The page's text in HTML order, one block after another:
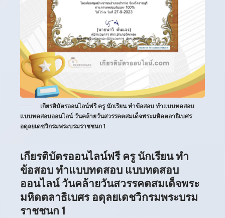
เกียรติบัตรออนไลน์ฟรี ครู นักเรียน ทำข้อสอบ ทำแบบทดสอบ
แบบทดสอบออนไลน์ วันคล้ายวันสวรรคตสมเด็จพระมหิดตลาธิเบศร
อดุลยเดชวิกรมพระบรมราชชนก 1
เกียรติบัตรออนไลน์ฟรี ครู นักเรียน ทำ
ข้อสอบ ทำแบบทดสอบ แบบทดสอบ
ออนไลน์ วันคล้ายวันสวรรคตสมเด็จพระ
มหิดตลาธิเบศร อดุลยเดชวิกรมพระบรม
ราชชนก 1